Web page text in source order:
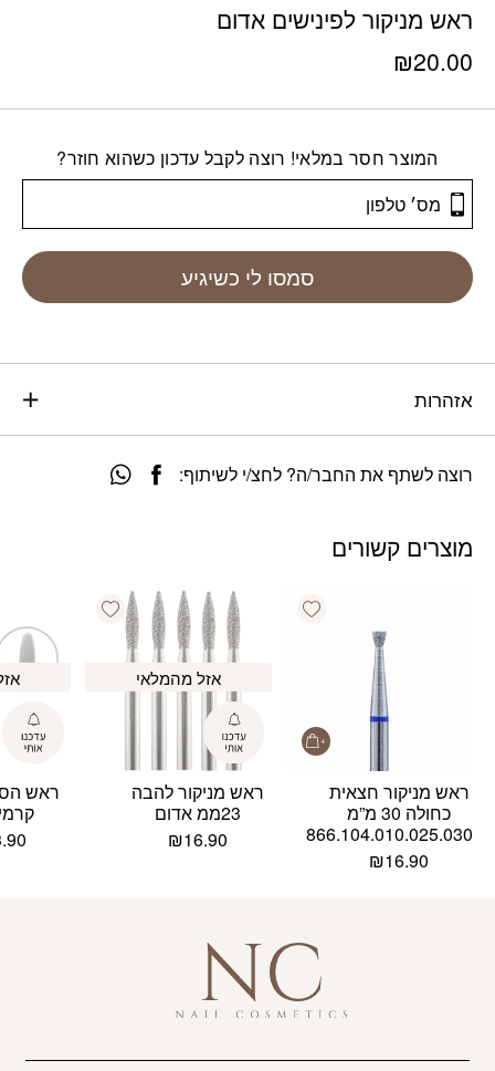
ראש מניקור לפינישים אדום
₪20.00
המוצר חסר במלאי! רוצה לקבל עדכון כשהוא חוזר?
סמסו לי כשיגיע
אזהרות
רוצה לשתף את החבר/ה? לחצ/י לשיתוף:
מוצרים קשורים
Add wishlist
ראש מניקור חצאית
כחולה 30 מ”מ
866.104.010.025.030
₪16.90
Add wishlist
אזל מהמלאי
ראש מניקור להבה
23ממ אדום
₪16.90
ראש